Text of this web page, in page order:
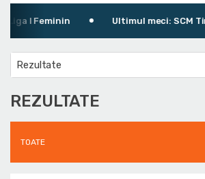
I Feminin Ultimul meci: SCM
Rezultate
REZULTATE
TOATE